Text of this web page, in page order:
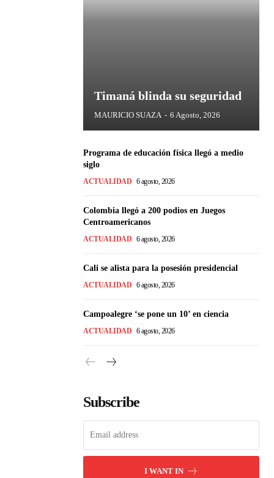
Timaná blinda su seguridad
MAURICIO SUAZA - 6 Agosto, 2026
Programa de educación física llegó a medio
siglo
ACTUALIDAD 6 agosto, 2026
Colombia llegó a 200 podios en Juegos
Centroamericanos
ACTUALIDAD 6 agosto, 2026
Cali se alista para la posesión presidencial
ACTUALIDAD 6 agosto, 2026
Campoalegre ‘se pone un 10’ en ciencia
ACTUALIDAD 6 agosto, 2026
Subscribe
I WANT IN